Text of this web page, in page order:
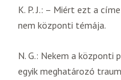
K. P. J.: – Miért ezt a
nem központi témája.
N. G.: Nekem a központi
egyik meghatározó